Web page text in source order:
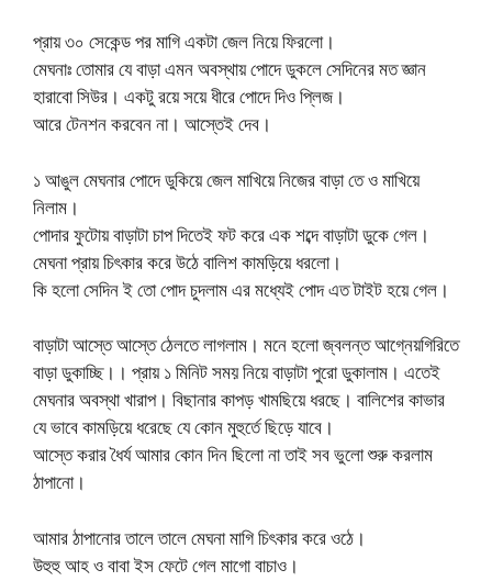
প্রায় ৩০ সেকেন্ড পর মাগি একটা জেল নিয়ে ফিরলো।
মেঘনাঃ তোমার যে বাড়া এমন অবস্থায় পোদে ডুকলে সেদিনের মত জ্ঞান
হারাবো সিউর। একটু রয়ে সয়ে ধীরে পোদে দিও প্লিজ।
আরে টেনশন করবেন না। আস্তেই দেব।
১ আঙুল মেঘনার পোদে ডুকিয়ে জেল মাখিয়ে নিজের বাড়া তে ও মাখিয়ে
নিলাম।
পোদার ফুটোয় বাড়াটা চাপ দিতেই ফট করে এক শব্দে বাড়াটা ডুকে গেল।
মেঘনা প্রায় চিৎকার করে উঠে বালিশ কামড়িয়ে ধরলো।
কি হলো সেদিন ই তো পোদ চুদলাম এর মধ্যেই পোদ এত টাইট হয়ে গেল।
বাড়াটা আস্তে আস্তে ঠেলতে লাগলাম। মনে হলো জ্বলন্ত আগ্নেয়গিরিতে
বাড়া ডুকাচ্ছি।। প্রায় ১ মিনিট সময় নিয়ে বাড়াটা পুরো ডুকালাম। এতেই
মেঘনার অবস্থা খারাপ। বিছানার কাপড় খামছিয়ে ধরছে। বালিশের কাভার
যে ভাবে কামড়িয়ে ধরেছে যে কোন মুহুর্তে ছিড়ে যাবে।
আস্তে করার ধৈর্য আমার কোন দিন ছিলো না তাই সব ভুলো শুরু করলাম
ঠাপানো।
আমার ঠাপানোর তালে তালে মেঘনা মাগি চিৎকার করে ওঠে।
উহুহু আহ ও বাবা ইস ফেটে গেল মাগো বাচাও।